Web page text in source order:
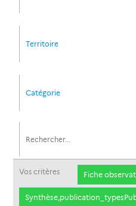
Territoire
Catégorie
Vos critères Fiche